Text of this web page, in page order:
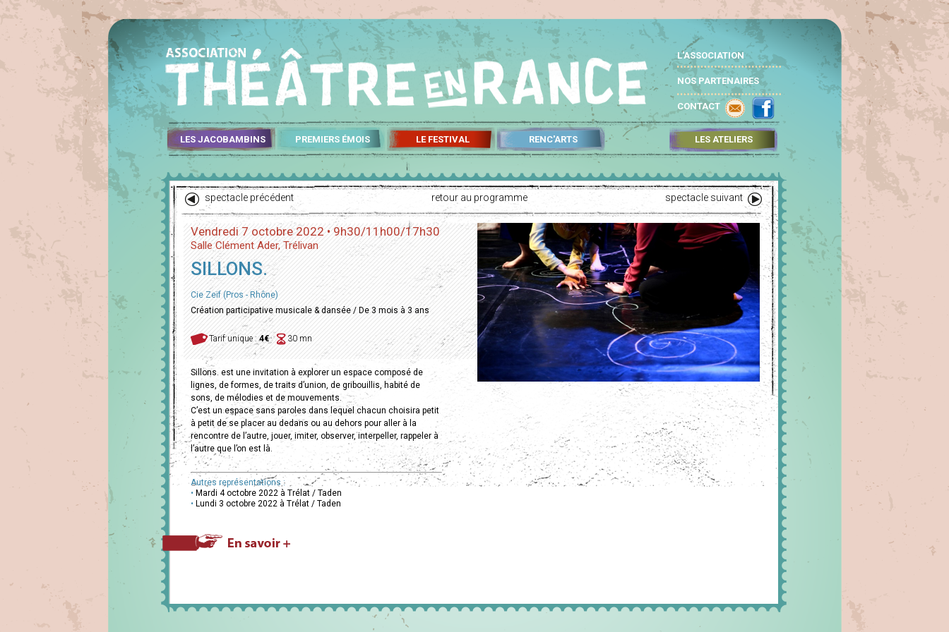
L'ASSOCIATION
NOS PARTENAIRES
CONTACT
LES JACOBAMBINS PREMIERS ÉMOIS LE FESTIVAL RENC'ARTS LES ATELIERS
spectacle précédent retour au programme spectacle suivant
Vendredi 7 octobre 2022 • 9h30/11h00/17h30
Salle Clément Ader, Trélivan
SILLONS.
Cie Zeïf (Pros - Rhône)
Création participative musicale & dansée / De 3 mois à 3 ans
Tarif unique :4€ 30 mn
Sillons. est une invitation à explorer un espace composé de
lignes, de formes, de traits d’union, de gribouillis, habité de
sons, de mélodies et de mouvements.
C’est un espace sans paroles dans lequel chacun choisira petit
à petit de se placer au dedans ou au dehors pour aller à la
rencontre de l’autre, jouer, imiter, observer, interpeller, rappeler à
l’autre que l’on est là.
Autres représentations :
• Mardi 4 octobre 2022 à Trélat / Taden
• Lundi 3 octobre 2022 à Trélat / Taden